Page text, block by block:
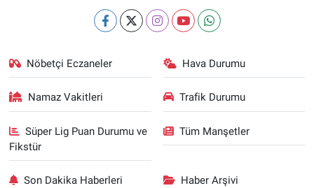
Nöbetçi Eczaneler Hava Durumu
Namaz Vakitleri Trafik Durumu
Süper Lig Puan Durumu ve
Fikstür
Tüm Manşetler
Son Dakika Haberleri Haber Arşivi